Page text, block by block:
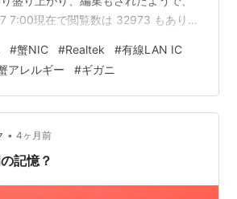
7:00現在で閲覧数は 32973 もあり、
である。 11ページもあるので全てに
ないが、濃い(と私が思っている)人も
内容だと侮ってはいけないようだ。
普及しているので役には立たないか
ういうもんだよねえ…
#蟹NIC #Realtek #有線LAN IC
アレルギー #ギガニ
• 4ヶ月前
記憶？